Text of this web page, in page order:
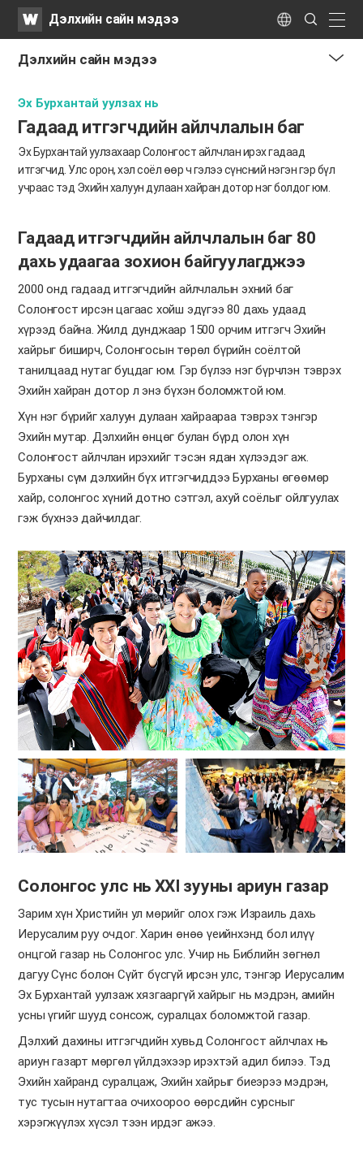
WATVДэлхийн сайн мэдээ Language
Search
Submit
Дэлхийн сайн мэдээ
Эх Бурхантай уулзах нь
Гадаад итгэгчдийн айлчлалын баг
Эх Бурхантай уулзахаар Солонгост айлчлан ирэх гадаад
итгэгчид. Улс орон, хэл соёл өөр ч гэлээ сүнсний нэгэн гэр бүл
учраас тэд Эхийн халуун дулаан хайран дотор нэг болдог юм.
Гадаад итгэгчдийн айлчлалын баг 80
дахь удаагаа зохион байгуулагджээ
2000 онд гадаад итгэгчдийн айлчлалын эхний баг
Солонгост ирсэн цагаас хойш эдүгээ 80 дахь удаад
хүрээд байна. Жилд дунджаар 1500 орчим итгэгч Эхийн
хайрыг биширч, Солонгосын төрөл бүрийн соёлтой
танилцаад нутаг буцдаг юм. Гэр бүлээ нэг бүрчлэн тэврэх
Эхийн хайран дотор л энэ бүхэн боломжтой юм.
Хүн нэг бүрийг халуун дулаан хайраараа тэврэх тэнгэр
Эхийн мутар. Дэлхийн өнцөг булан бүрд олон хүн
Солонгост айлчлан ирэхийг тэсэн ядан хүлээдэг аж.
Бурханы сүм дэлхийн бүх итгэгчиддээ Бурханы өгөөмөр
хайр, солонгос хүний дотно сэтгэл, ахуй соёлыг ойлгуулах
гэж бүхнээ дайчилдаг.
Солонгос улс нь XXI зууны ариун газар
Зарим хүн Христийн ул мөрийг олох гэж Израиль дахь
Иерусалим руу очдог. Харин өнөө үеийнхэнд бол илүү
онцгой газар нь Солонгос улс. Учир нь Библийн зөгнөл
дагуу Сүнс болон Сүйт бүсгүй ирсэн улс, тэнгэр Иерусалим
Эх Бурхантай уулзаж хязгааргүй хайрыг нь мэдрэн, амийн
усны үгийг шууд сонсож, суралцах боломжтой газар.
Дэлхий дахины итгэгчдийн хувьд Солонгост айлчлах нь
ариун газарт мөргөл үйлдэхээр ирэхтэй адил билээ. Тэд
Эхийн хайранд суралцаж, Эхийн хайрыг биеэрээ мэдрэн,
тус тусын нутагтаа очихоороо өөрсдийн сурсныг
хэрэгжүүлэх хүсэл тээн ирдэг ажээ.